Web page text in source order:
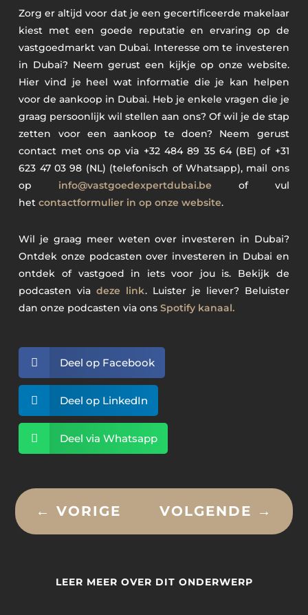
Zorg er altijd voor dat je een gecertificeerde makelaar
kiest met een goede reputatie en ervaring op de
vastgoedmarkt van Dubai. Interesse om te investeren
in Dubai? Neem gerust een kijkje op onze website.
Hier vind je heel wat informatie die je kan helpen
voor de aankoop in Dubai. Heb je enkele vragen die je
graag persoonlijk wil stellen aan ons? Of wil je de stap
zetten voor een aankoop te doen? Neem gerust
contact met ons op via +32 484 89 35 64 (BE) of +31
623 47 03 98 (NL) (telefonisch of Whatsapp), mail ons
op info@vastgoedexpertdubai.be of vul
hetcontactformulier in op onze website.
Wil je graag meer weten over investeren in Dubai?
Ontdek onze podcasten over investeren in Dubai en
ontdek of vastgoed in iets voor jou is. Bekijk de
podcasten viadeze link. Luister je liever? Beluister
dan onze podcasten via onsSpotify kanaal.
 Deel op Facebook
 Deel op LinkedIn
 Deel via Whatsapp
←VORIGE VOLGENDE →
LEER MEER OVER DIT ONDERWERP